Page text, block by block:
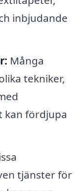
inbjudande
Många
tekniker,
kan fördjupa
tjänster för